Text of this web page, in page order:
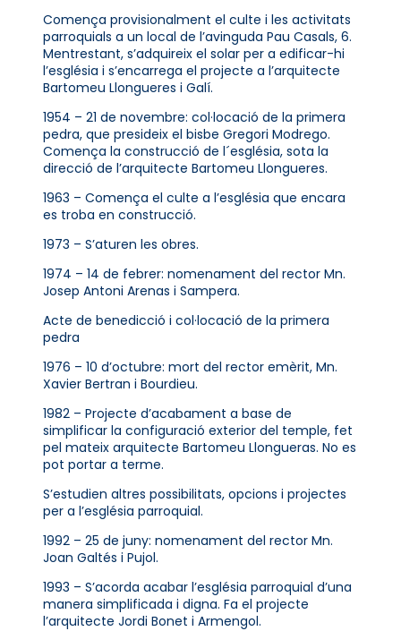
Comença provisionalment el culte i les activitats
parroquials a un local de l’avinguda Pau Casals, 6.
Mentrestant, s’adquireix el solar per a edificar-hi
l’església i s’encarrega el projecte a l’arquitecte
Bartomeu Llongueres i Galí.
1954 – 21 de novembre: col·locació de la primera
pedra, que presideix el bisbe Gregori Modrego.
Comença la construcció de l´església, sota la
direcció de l’arquitecte Bartomeu Llongueres.
1963 – Comença el culte a l’església que encara
es troba en construcció.
1973 – S’aturen les obres.
1974 – 14 de febrer: nomenament del rector Mn.
Josep Antoni Arenas i Sampera.
Acte de benedicció i col·locació de la primera
pedra
1976 – 10 d’octubre: mort del rector emèrit, Mn.
Xavier Bertran i Bourdieu.
1982 – Projecte d’acabament a base de
simplificar la configuració exterior del temple, fet
pel mateix arquitecte Bartomeu Llongueras. No es
pot portar a terme.
S’estudien altres possibilitats, opcions i projectes
per a l’església parroquial.
1992 – 25 de juny: nomenament del rector Mn.
Joan Galtés i Pujol.
1993 – S’acorda acabar l’església parroquial d’una
manera simplificada i digna. Fa el projecte
l’arquitecte Jordi Bonet i Armengol.